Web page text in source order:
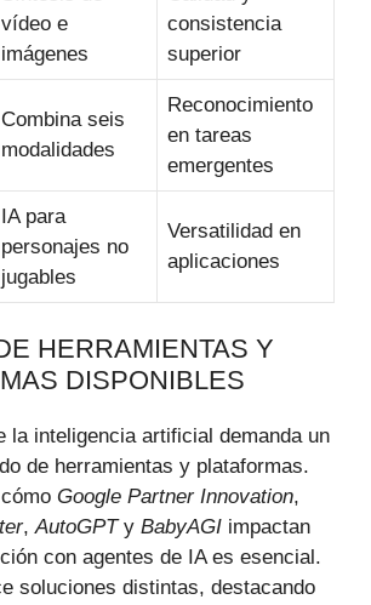
vídeo e
imágenes
consistencia
superior
Combina seis
modalidades
Reconocimiento
en tareas
emergentes
IA para
personajes no
jugables
Versatilidad en
aplicaciones
HERRAMIENTAS Y
DISPONIBLES
la inteligencia artificial demanda un
de herramientas y plataformas.
Google Partner Innovation,
,AutoGPTy BabyAGI impactan
con agentes de IA es esencial.
soluciones distintas, destacando